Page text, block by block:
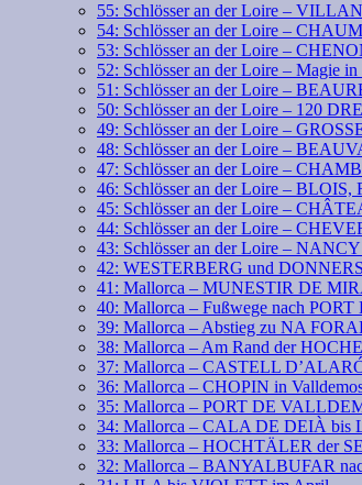
55: Schlösser an der Loire –
54: Schlösser an der Loire –
53: Schlösser an der Loire –
52: Schlösser an der Loire – Magie
51: Schlösser an der Loire –
50: Schlösser an der Loire – 120
49: Schlösser an der Loire –
48: Schlösser an der Loire –
47: Schlösser an der Loire –
46: Schlösser an der Loire – BLOIS,
45: Schlösser an der Loire –
44: Schlösser an der Loire –
43: Schlösser an der Loire –
42: WESTERBERG und
41: Mallorca – MUNESTIR DE
40: Mallorca – Fußwege nach
39: Mallorca – Abstieg zu NA
38: Mallorca – Am Rand der
37: Mallorca – CASTELL
36: Mallorca – CHOPIN in
35: Mallorca – PORT DE
34: Mallorca – CALA DE DEIÀ
33: Mallorca – HOCHTÄLER der
32: Mallorca – BANYALBUFAR